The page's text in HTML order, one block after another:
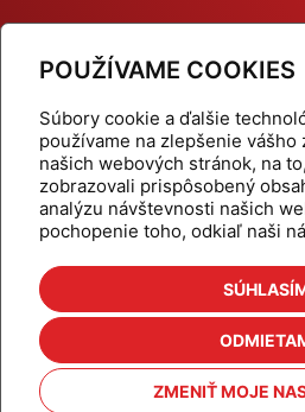
POUŽÍVAME COOKIES
Súbory cookie a ďalšie
používame na zlepšenie
našich webových stránok, na
zobrazovali prispôsobený
analýzu návštevnosti našich
pochopenie toho, odkiaľ naši
ZMENIŤ MOJE
Dynamické termostatické ventily
Domov
Aktuality
Kalkulačky
Na stiahnutie